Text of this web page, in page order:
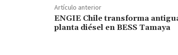
Artículo anterior
ENGIE Chile transforma
planta diésel en BESS Tamaya